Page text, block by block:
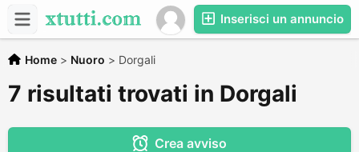
Inserisci un annuncio
Home > Nuoro > Dorgali
7 risultati trovati in Dorgali
Crea avviso